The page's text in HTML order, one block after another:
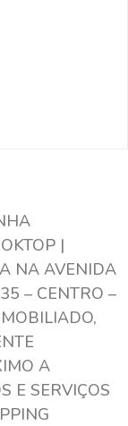
|
NA AVENIDA
– CENTRO –
A
E SERVIÇOS